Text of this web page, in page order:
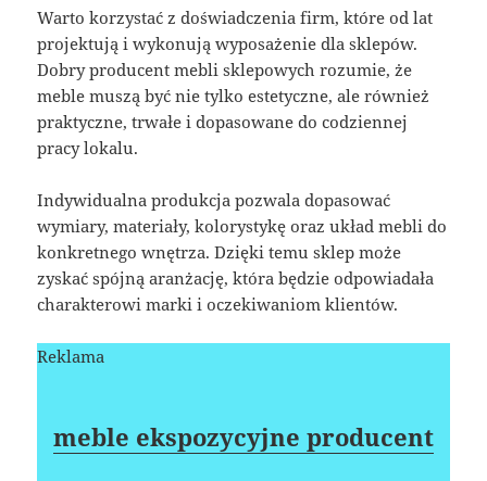
Warto korzystać z doświadczenia firm, które od lat
projektują i wykonują wyposażenie dla sklepów.
Dobry producent mebli sklepowych rozumie, że
meble muszą być nie tylko estetyczne, ale również
praktyczne, trwałe i dopasowane do codziennej
pracy lokalu.
Indywidualna produkcja pozwala dopasować
wymiary, materiały, kolorystykę oraz układ mebli do
konkretnego wnętrza. Dzięki temu sklep może
zyskać spójną aranżację, która będzie odpowiadała
charakterowi marki i oczekiwaniom klientów.
Reklama
meble ekspozycyjne producent